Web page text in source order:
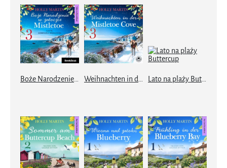
Boże Narodzenie w zatoczce Mistletoe Weihnachten in der Mistletoe Cove Lato na plaży Buttercup